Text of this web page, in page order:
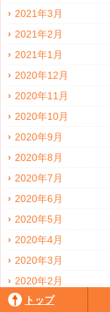
2021年3月
2021年2月
2021年1月
2020年12月
2020年11月
2020年10月
2020年9月
2020年8月
2020年7月
2020年6月
2020年5月
2020年4月
2020年3月
2020年2月
2020年1月
トップ